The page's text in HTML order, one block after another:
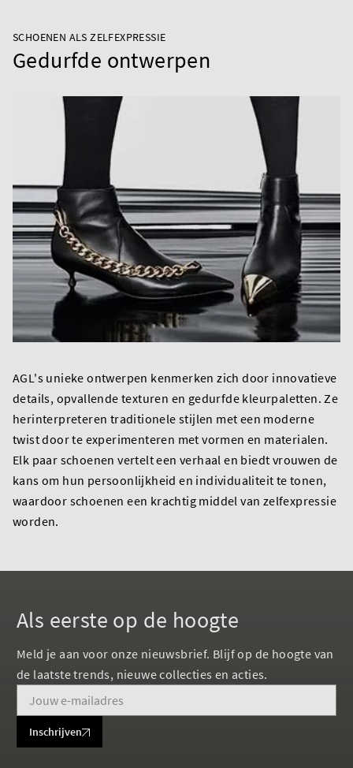
SCHOENEN ALS ZELFEXPRESSIE
Gedurfde ontwerpen
AGL's unieke ontwerpen kenmerken zich door innovatieve
details, opvallende texturen en gedurfde kleurpaletten. Ze
herinterpreteren traditionele stijlen met een moderne
twist door te experimenteren met vormen en materialen.
Elk paar schoenen vertelt een verhaal en biedt vrouwen de
kans om hun persoonlijkheid en individualiteit te tonen,
waardoor schoenen een krachtig middel van zelfexpressie
worden.
Als eerste op de hoogte
Meld je aan voor onze nieuwsbrief. Blijf op de hoogte van
de laatste trends, nieuwe collecties en acties.
Inschrijven